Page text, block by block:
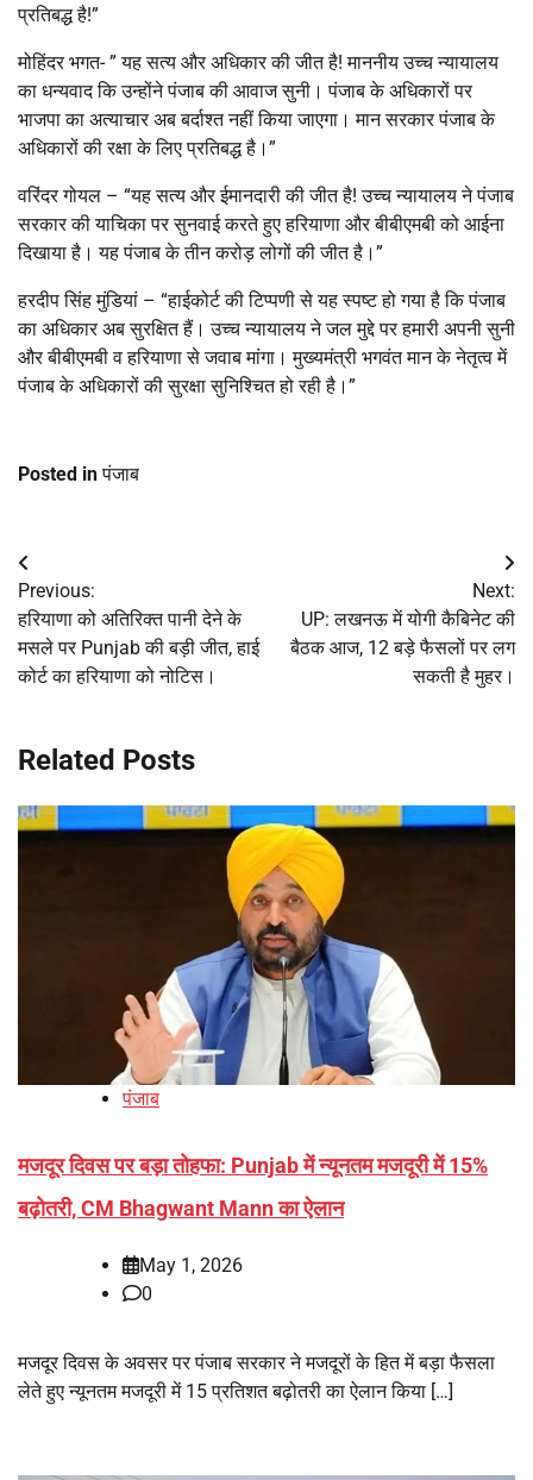
प्रतिबद्ध है!”
मोहिंदर भगत- ” यह सत्य और अधिकार की जीत है! माननीय उच्च न्यायालय
का धन्यवाद कि उन्होंने पंजाब की आवाज सुनी। पंजाब के अधिकारों पर
भाजपा का अत्याचार अब बर्दाश्त नहीं किया जाएगा। मान सरकार पंजाब के
अधिकारों की रक्षा के लिए प्रतिबद्ध है।”
वरिंदर गोयल – “यह सत्य और ईमानदारी की जीत है! उच्च न्यायालय ने पंजाब
सरकार की याचिका पर सुनवाई करते हुए हरियाणा और बीबीएमबी को आईना
दिखाया है। यह पंजाब के तीन करोड़ लोगों की जीत है।”
हरदीप सिंह मुंडियां – “हाईकोर्ट की टिप्पणी से यह स्पष्ट हो गया है कि पंजाब
का अधिकार अब सुरक्षित हैं। उच्च न्यायालय ने जल मुद्दे पर हमारी अपनी सुनी
और बीबीएमबी व हरियाणा से जवाब मांगा। मुख्यमंत्री भगवंत मान के नेतृत्व में
पंजाब के अधिकारों की सुरक्षा सुनिश्चित हो रही है।”
Posted inपंजाब
Post
navigation
Previous:
हरियाणा को अतिरिक्त पानी देने के
मसले पर Punjab की बड़ी जीत, हाई
कोर्ट का हरियाणा को नोटिस।
Next:
UP: लखनऊ में योगी कैबिनेट की
बैठक आज, 12 बड़े फैसलों पर लग
सकती है मुहर।
Related Posts
पंजाब
मजदूर दिवस पर बड़ा तोहफा: Punjab में न्यूनतम मजदूरी में 15%
बढ़ोतरी, CM Bhagwant Mann का ऐलान
May 1, 2026
0
मजदूर दिवस के अवसर पर पंजाब सरकार ने मजदूरों के हित में बड़ा फैसला
लेते हुए न्यूनतम मजदूरी में 15 प्रतिशत बढ़ोतरी का ऐलान किया […]